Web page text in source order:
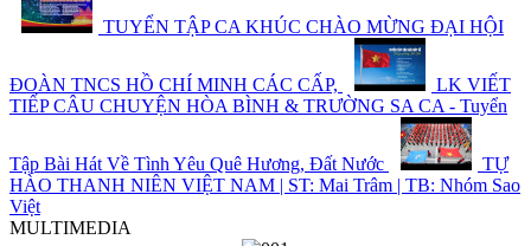
TUYỂN TẬP CA KHÚC CHÀO MỪNG ĐẠI HỘI
ĐOÀN TNCS HỒ CHÍ MINH CÁC CẤP,
LK VIẾT
TIẾP CÂU CHUYỆN HÒA BÌNH & TRƯỜNG SA CA - Tuyển
Tập Bài Hát Về Tình Yêu Quê Hương, Đất Nước
TỰ
HÀO THANH NIÊN VIỆT NAM | ST: Mai Trâm | TB: Nhóm Sao
Việt
MULTIMEDIA